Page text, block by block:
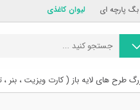
بگ پارچه ای لیوان کاغذی
طرح های لایه باز ( کارت ویزیت ، بنر